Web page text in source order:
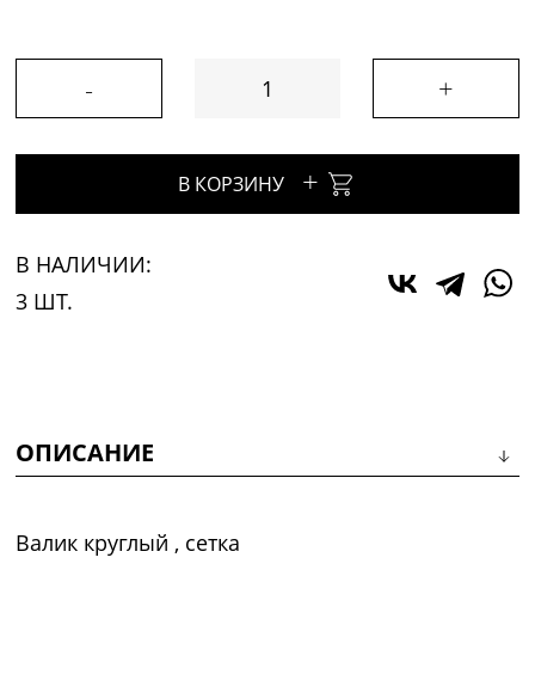
- +
В КОРЗИНУ +
В НАЛИЧИИ:
3 ШТ.
ОПИСАНИЕ
Валик круглый , сетка